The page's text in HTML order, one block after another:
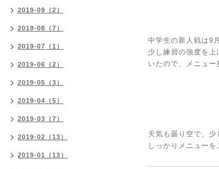
中学生の新人戦は9
少し練習の強度を
いたので、メニュー
天気も曇り空で、少
しっかりメニューを
2019-09（2）
2019-08（7）
2019-07（1）
2019-06（2）
2019-05（3）
2019-04（5）
2019-03（7）
2019-02（13）
2019-01（13）